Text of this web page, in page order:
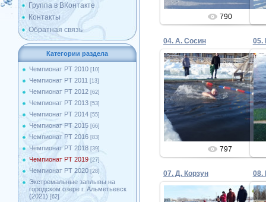
Группа в ВКонтакте
Контакты
Обратная связь
Категории раздела
Чемпионат РТ 2010 [10]
Чемпионат РТ 2011 [13]
Чемпионат РТ 2012 [62]
Чемпионат РТ 2013 [53]
Чемпионат РТ 2014 [55]
Чемпионат РТ 2015 [66]
Чемпионат РТ 2016 [83]
Чемпионат РТ 2018 [39]
Чемпионат РТ 2019 [27]
Чемпионат РТ 2020 [28]
Экстремальные заплывы на
городском озере г. Альметьевск
(2021) [62]
790
04. А. Сосин
02.02.2019
Admin
797
05.
07. Д. Корзун